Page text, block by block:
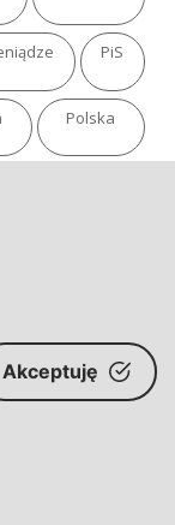
PiS
Polska
zdrowie
Akceptuję